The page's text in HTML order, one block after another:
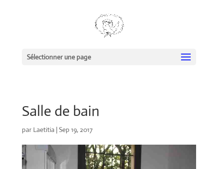
Sélectionner une page
Salle de bain
par Laetitia |Sep 19, 2017